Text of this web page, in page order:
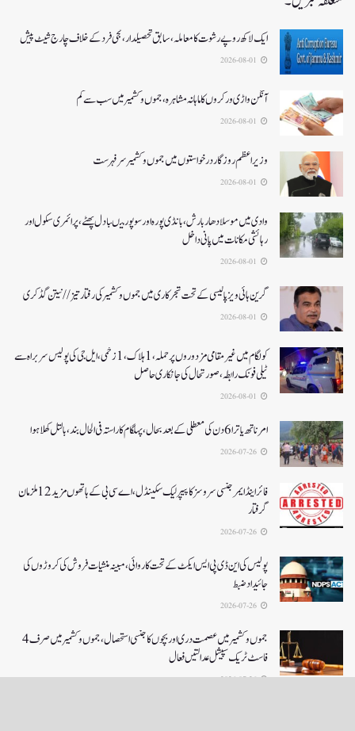
ایک لاکھ روپے رشوت کا معاملہ،سابق تحصیلدار، نجی فرد کے خلاف چارج شیٹ پیش
آنگن واڑی ورکروں کا ماہانہ مشاہرہ، جموں و کشمیر میں سب سے کم
وزیر اعظم روزگار درخواستوں میں جموں و کشمیر سرفہرست
وادی میں موسلادھار بارش،بانڈی پورہ اور سوپور میںبادل پھٹے، پرائمری سکول اور
رہائشی مکانات میں پانی داخل
گرین ہائی ویز پالیسی کے تحت شجرکاری میں جموں و کشمیر کی رفتار تیز// نیتن گڈکری
کولگام میں غیر مقامی مزدوروں پر حملہ،1ہلاک،1زخمی،ایل جی کی پولیس سربراہ سے
ٹیلی فونک رابطہ، صورتحال کی جانکاری حاصل
امرناتھ یاترا 6دن کی معطلی کے بعد بحال،پہلگام کا راستہ فی الحال بند، بالتل کھلا ہوا
فائر اینڈ ایمرجنسی سروسز کا پیپر لیک سکینڈل،اے سی بی کے ہاتھوں مزید 12 ملزمان
گرفتار
پولیس کی این ڈی پی ایس ایکٹ کے تحت کاروائی، مبینہ منشیات فروش کی کروڑوں کی
جائیداد ضبط
جموں و کشمیر میں عصمت دری اور بچوں کا جنسی استحصال،جموں و کشمیر میں صرف 4
فاسٹ ٹریک سپیشل عدالتیں فعال
2026-07-26